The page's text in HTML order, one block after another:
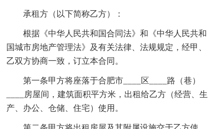
承租方（以下简称乙方）：
根据《中华人民共和国合同法》和《中华人民共和
国城市房地产管理法》及有关法律、法规规定，经甲、
乙双方协商一致，订立本合同。
第一条甲方将座落于合肥市____区____路（巷）
____房屋间，建筑面积平方米，出租给乙方（经营、生
产、办公、仓储、住宅）使用。